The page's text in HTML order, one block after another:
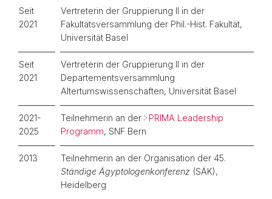
Seit
2021
Vertreterin der Gruppierung II in der
Fakultätsversammlung der Phil.-Hist. Fakultät,
Universität Basel
Seit
2021
Vertreterin der Gruppierung II in der
Departementsversammlung
Altertumswissenschaften, Universität Basel
2021-
2025
Teilnehmerin an der
PRIMA Leadership
Programm, SNF Bern
2013
Teilnehmerin an der Organisation der 45.
Ständige Ägyptologenkonferenz (SÄK),
Heidelberg